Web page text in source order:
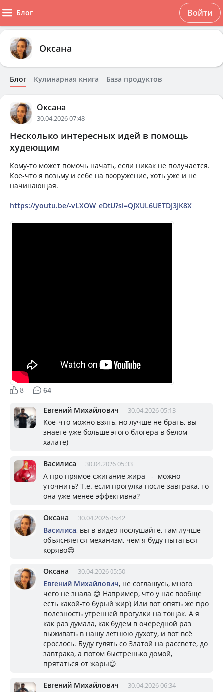
Блог Войти
Оксана
Блог Кулинарная книга База продуктов
Оксана
30.04.2026 07:48
Несколько интересных идей в помощь
худеющим
Кому-то может помочь начать, если никак не получается.
Кое-что я возьму и себе на вооружение, хоть уже и не
начинающая.
https://youtu.be/-vLXOW_eDtU?si=QJXUL6UETDJ3JK8X
8 64
Евгений Михайлович 30.04.2026 05:13
Кое-что можно взять, но лучше не брать, вы
знаете уже больше этого блогера в белом
халате)
Василиса 30.04.2026 05:33
А про прямое сжигание жира - можно
уточнить? Т.е. если прогулка после завтрака, то
она уже менее эффективна?
Оксана 30.04.2026 05:42
Василиса, вы в видео послушайте, там лучше
объясняется механизм, чем я буду пытаться
коряво😊
Оксана 30.04.2026 05:50
Евгений Михайлович, не соглашусь, много
чего не знала 😊 Например, что у нас вообще
есть какой-то бурый жир) Или вот опять же про
полезность утренней прогулки на тощак. А я
как раз думала, как будем в очередной раз
выживать в нашу летнюю духоту, и вот всё
срослось. Буду гулять со Златой на рассвете, до
завтрака, а потом быстренько домой,
прятаться от жары😊
Евгений Михайлович 30.04.2026 06:34